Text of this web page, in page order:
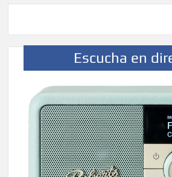
Escucha en